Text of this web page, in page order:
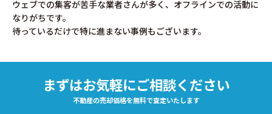
ウェブでの集客が苦手な業者さんが多く、オフラインでの活動に
なりがちです。
待っているだけで特に進まない事例もございます。
まずはお気軽にご相談ください
不動産の売却価格を無料で査定いたします